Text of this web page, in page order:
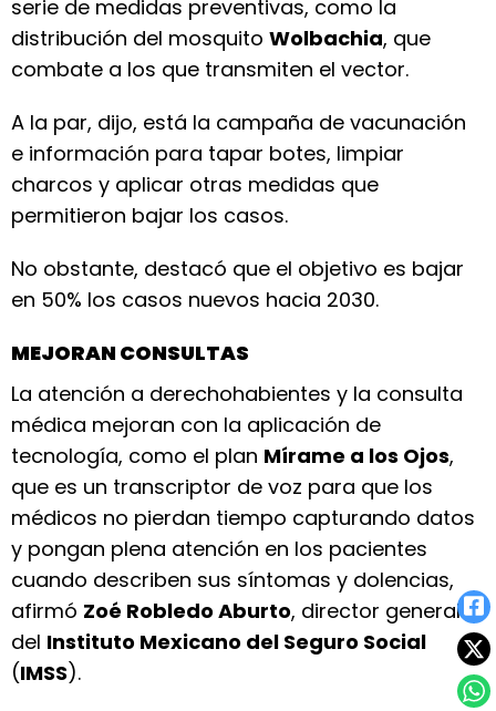
serie de medidas preventivas, como la
distribución del mosquito Wolbachia, que
combate a los que transmiten el vector.
A la par, dijo, está la campaña de vacunación
e información para tapar botes, limpiar
charcos y aplicar otras medidas que
permitieron bajar los casos.
No obstante, destacó que el objetivo es bajar
en 50% los casos nuevos hacia 2030.
MEJORAN CONSULTAS
La atención a derechohabientes y la consulta
médica mejoran con la aplicación de
tecnología, como el plan Mírame a los Ojos,
que es un transcriptor de voz para que los
médicos no pierdan tiempo capturando datos
y pongan plena atención en los pacientes
cuando describen sus síntomas y dolencias,
afirmó Zoé Robledo Aburto, director general
del Instituto Mexicano del Seguro Social
(IMSS).